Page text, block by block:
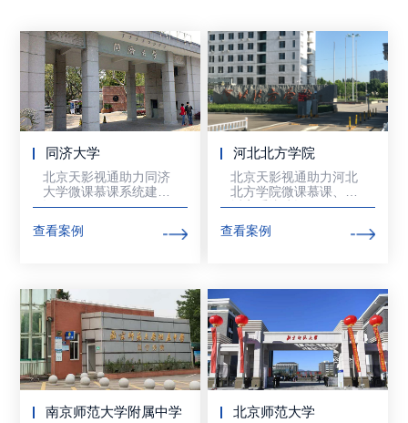
同济大学
北京天影视通助力同济
大学微课慕课系统建
设。
查看案例
河北北方学院
北京天影视通助力河北
北方学院微课慕课、演
播室系统建设。
查看案例
南京师范大学附属中学 北京师范大学